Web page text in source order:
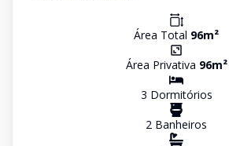
Área Total 96m²
Área Privativa 96m²
3 Dormitórios
2 Banheiros